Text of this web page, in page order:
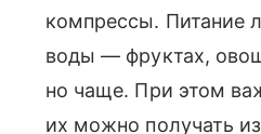
компрессы. Питание
воды — фруктах,
но чаще. При этом
их можно получать